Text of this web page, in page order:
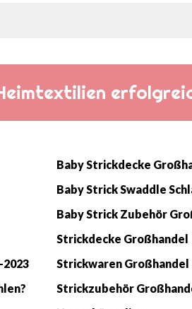
Baby Strickdecke
Baby Strick Zubehör
Strickdecke Großhandel
Strickwaren Großhandel
Strickzubehör